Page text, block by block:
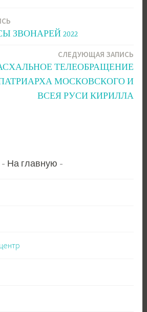
ЗВОНАРЕЙ 2022
СЛЕДУЮЩАЯ ЗАПИСЬ
ТЕЛЕОБРАЩЕНИЕ
МОСКОВСКОГО И
ВСЕЯ РУСИ КИРИЛЛА
На главную